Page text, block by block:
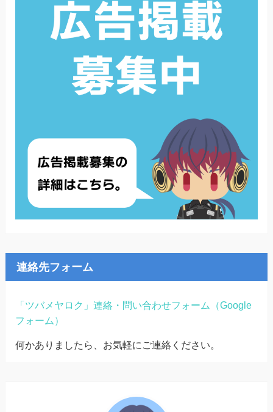
連絡先フォーム
「ツバメヤロク」連絡・問い合わせフォーム（Google
フォーム）
何かありましたら、お気軽にご連絡ください。